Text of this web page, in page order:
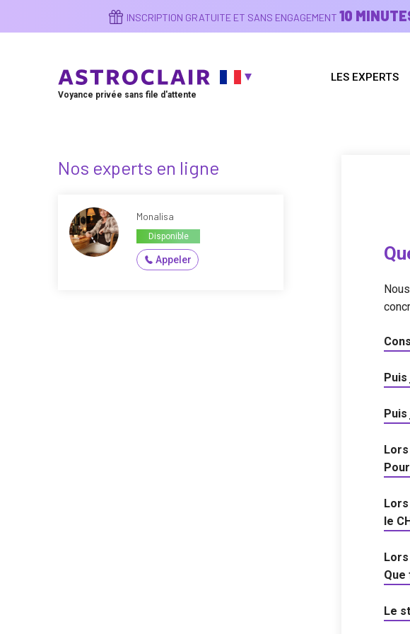
contenu
INSCRIPTION GRATUITE ET SANS ENGAGEMENT 10
Voyance privée sans file d'attente
LES EXPERTS
Nos experts en ligne
Monalisa
Disponible
Appeler
le
Que
Le